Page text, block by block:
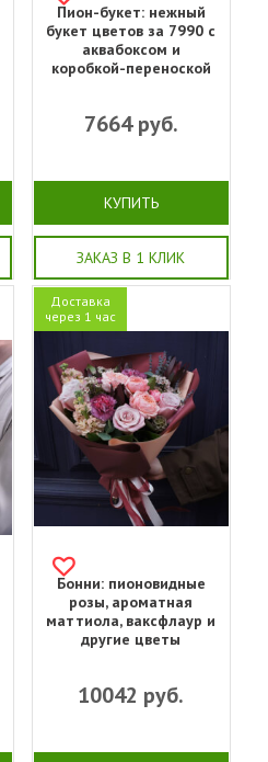
Пион-букет: нежный
букет цветов за 7990 с
аквабоксом и
коробкой-переноской
7664руб.
КУПИТЬ
ЗАКАЗ В 1 КЛИК
Доставка
через 1 час
Бонни: пионовидные
розы, ароматная
маттиола, ваксфлаур и
другие цветы
10042 руб.